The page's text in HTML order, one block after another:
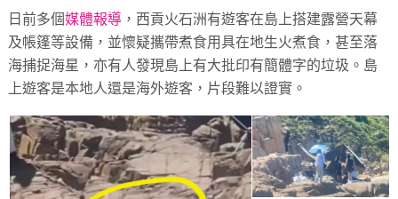
日前多個媒體報導 ，西貢火石洲有遊客在島上搭建露營天幕
及帳篷等設備，並懷疑攜帶煮食用具在地生火煮食，甚至落
海捕捉海星，亦有人發現島上有大批印有簡體字的垃圾。島
上遊客是本地人還是海外遊客，片段難以證實。